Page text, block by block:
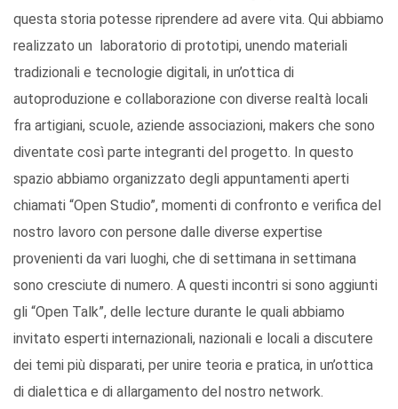
questa storia potesse riprendere ad avere vita. Qui abbiamo
realizzato un laboratorio di prototipi, unendo materiali
tradizionali e tecnologie digitali, in un’ottica di
autoproduzione e collaborazione con diverse realtà locali
fra artigiani, scuole, aziende associazioni, makers che sono
diventate così parte integranti del progetto. In questo
spazio abbiamo organizzato degli appuntamenti aperti
chiamati “Open Studio”, momenti di confronto e verifica del
nostro lavoro con persone dalle diverse expertise
provenienti da vari luoghi, che di settimana in settimana
sono cresciute di numero. A questi incontri si sono aggiunti
gli “Open Talk”, delle lecture durante le quali abbiamo
invitato esperti internazionali, nazionali e locali a discutere
dei temi più disparati, per unire teoria e pratica, in un’ottica
di dialettica e di allargamento del nostro network.